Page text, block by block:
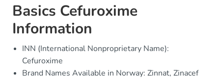
Basics Cefuroxime
Information
INN (International Nonproprietary Name):
Cefuroxime
Brand Names Available in Norway: Zinnat, Zinacef